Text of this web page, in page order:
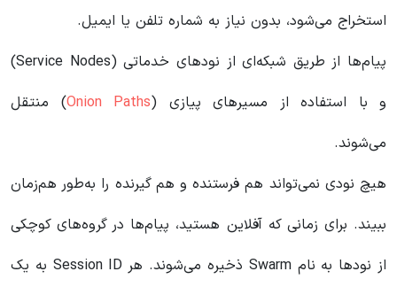
استخراج می‌شود، بدون نیاز به شماره تلفن یا ایمیل.
پیام‌ها از طریق شبکه‌ای از نودهای خدماتی (Service Nodes)
و با استفاده از مسیرهای پیازی (Onion Paths) منتقل
می‌شوند.
هیچ نودی نمی‌تواند هم فرستنده و هم گیرنده را به‌طور هم‌زمان
ببیند. برای زمانی که آفلاین هستید، پیام‌ها در گروه‌های کوچکی
از نودها به نام Swarm ذخیره می‌شوند. هر Session ID به یک